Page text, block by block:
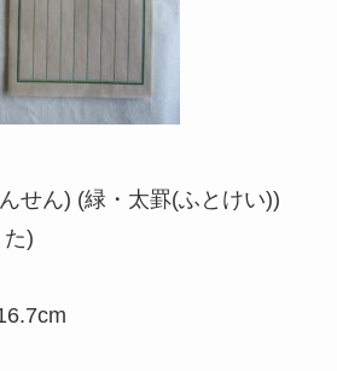
せん) (緑・太罫(ふとけい))
)